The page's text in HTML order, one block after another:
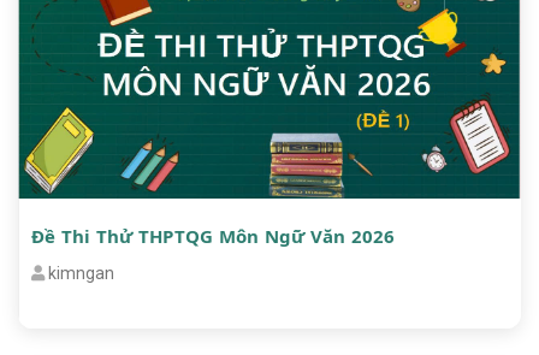
Đề Thi Thử THPTQG Môn Ngữ Văn 2026
kimngan